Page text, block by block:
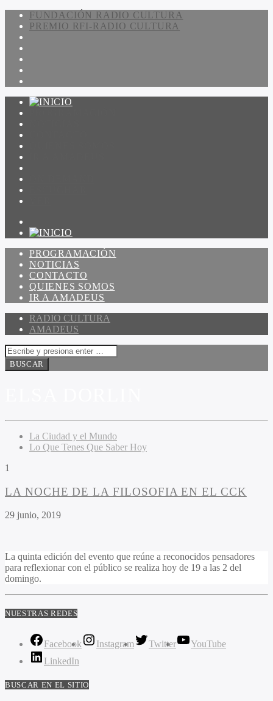
FUNDACIÓN RADIO CULTURA
PREMIO RFI-RADIO CULTURA
PROGRAMACIÓN
NOTICIAS
CONTACTO
QUIENES SOMOS
IR A AMADEUS
RADIO CULTURA
AMADEUS
La Ciudad y el Mundo
Lo Que Tenes Que Saber Hoy
1
LA NOCHE DE LA FILOSOFIA EN EL CCK
29 junio, 2019
La quinta edición del evento que reúne a reconocidos pensadores
para reflexionar con el público se realiza hoy de 19 a las 2 del
domingo.
NUESTRAS REDES
Facebook Instagram Twitter
YouTube
LinkedIn
BUSCAR EN EL SITIO